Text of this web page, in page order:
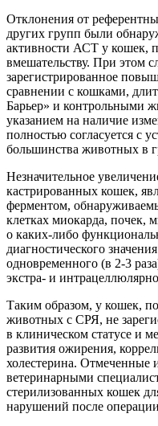
Отклонения от
других групп были
активности АСТ у кошек,
вмешательству. При этом
зарегистрированное
сравнении с кошками,
Барьер» и контрольными
указанием на наличие
полностью согласуется с
большинства животных в
Незначительное
кастрированных кошек,
ферментом,
клетках миокарда, почек,
о каких-либо
диагностического
одновременного (в 2-3
экстра- и
Таким образом, у кошек,
животных с СРЯ, не
в клиническом статусе и
развития ожирения,
холестерина. Отмеченные
ветеринарными
стерилизованных кошек
нарушений после